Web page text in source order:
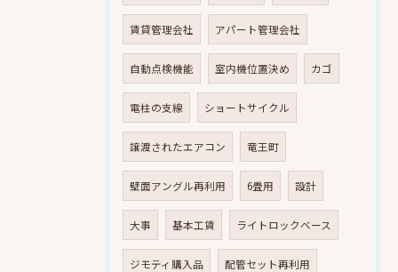
賃貸管理会社 アパート管理会社
自動点検機能 室内機位置決め カゴ
電柱の支線 ショートサイクル
譲渡されたエアコン 竜王町
壁面アングル再利用 6畳用 設計
大事 基本工賃 ライトロックベース
ジモティ購入品 配管セット再利用